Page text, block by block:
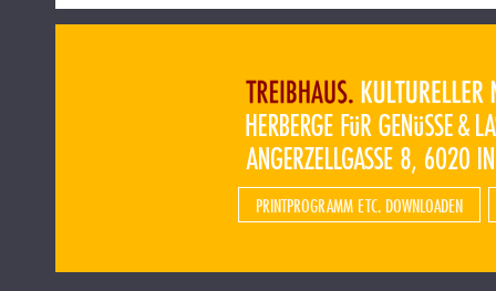
PRINTPROGRAMM ETC. DOWNLOADEN